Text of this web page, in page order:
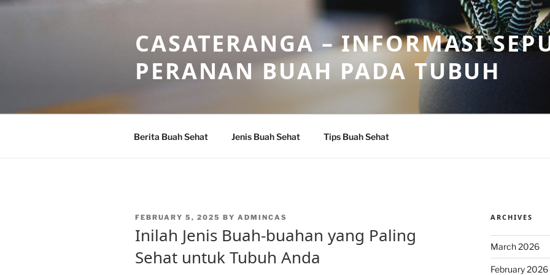
Skip
CASATERANGA – INFORMASI
PERANAN BUAH PADA TUBUH
Berita Buah Sehat Jenis Buah Sehat Tips Buah Sehat
POSTED
FEBRUARY 5, 2025 BY ADMINCAS
Inilah Jenis Buah-buahan yang Paling
Sehat untuk Tubuh Anda
ARCHIVES
March 2026
February 2026